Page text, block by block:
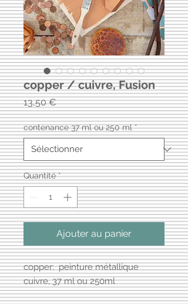
copper / cuivre, Fusion
13,50 €Prix
contenance 37 ml ou 250 ml *
Quantité *
Ajouter au panier
copper: peinture métallique
cuivre, 37 ml ou 250ml